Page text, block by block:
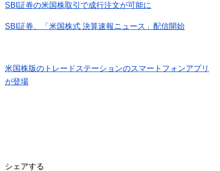
SBI証券の米国株取引で成行注文が可能に
SBI証券、「米国株式 決算速報ニュース」配信開始
米国株版のトレードステーションのスマートフォンアプリ
が登場
シェアする